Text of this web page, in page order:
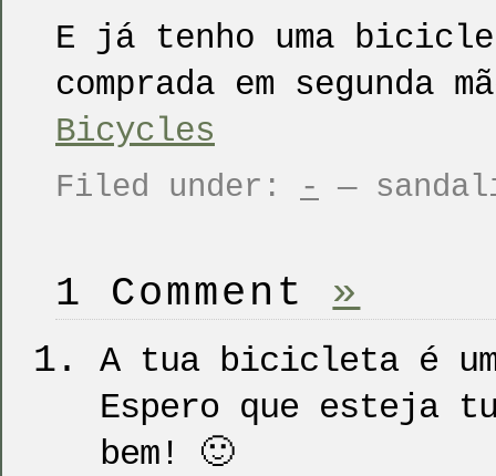
E já tenho uma
comprada em segunda
Bicycles
Filed under: - —
1 Comment »
A tua bicicleta é
Espero que esteja
bem! 🙂